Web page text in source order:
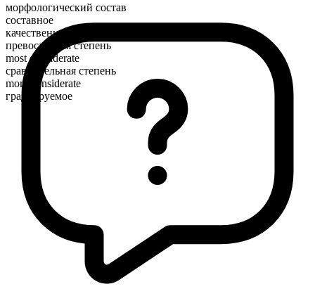
морфологический состав
составное
качественное
превосходная степень
most considerate
сравнительная степень
more considerate
градуируемое